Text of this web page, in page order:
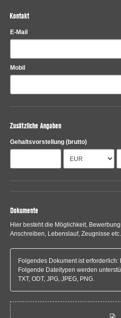
Kontakt
E-Mail
Mobil
Zusätzliche Angaben
Gehaltsvorstellung (brutto)
Dokumente
Hier besteht die Möglichkeit,
Anschreiben, Lebenslauf, Zeugnisse etc.
Folgendes Dokument ist erforderlich:
Folgende Dateitypen werden
TXT, ODT, JPG, JPEG, PNG.